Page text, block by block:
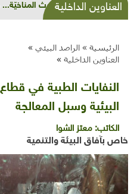
العناوين الداخليةشذرات بيئية
وسجائر عابرة
الرئيسية » الراصد البيئي »
العناوين الداخلية »
النفايات الطبية في
البيئية وسبل المعالجة
الكاتب: معتز الشوا
خاص بآفاق البيئة والتنمية